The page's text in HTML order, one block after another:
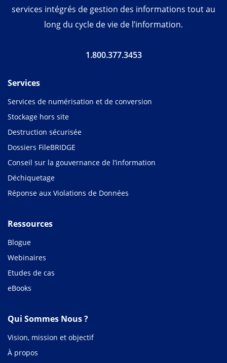
services intégrés de gestion des informations tout au
long du cycle de vie de l’information.
1.800.377.3453
Services
Services de numérisation et de conversion
Stockage hors site
Destruction sécurisée
Dossiers FileBRIDGE
Conseil sur la gouvernance de l’information
Déchiquetage
Réponse aux Violations de Données
Ressources
Blogue
Webinaires
Etudes de cas
eBooks
Qui Sommes Nous ?
Vision, mission et objectif
À propos